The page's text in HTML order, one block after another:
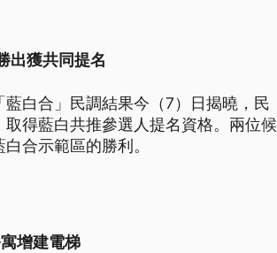
出獲共同提名
白合」民調結果今（7）日揭曉，民
得藍白共推參選人提名資格。兩位候
合示範區的勝利。
增建電梯